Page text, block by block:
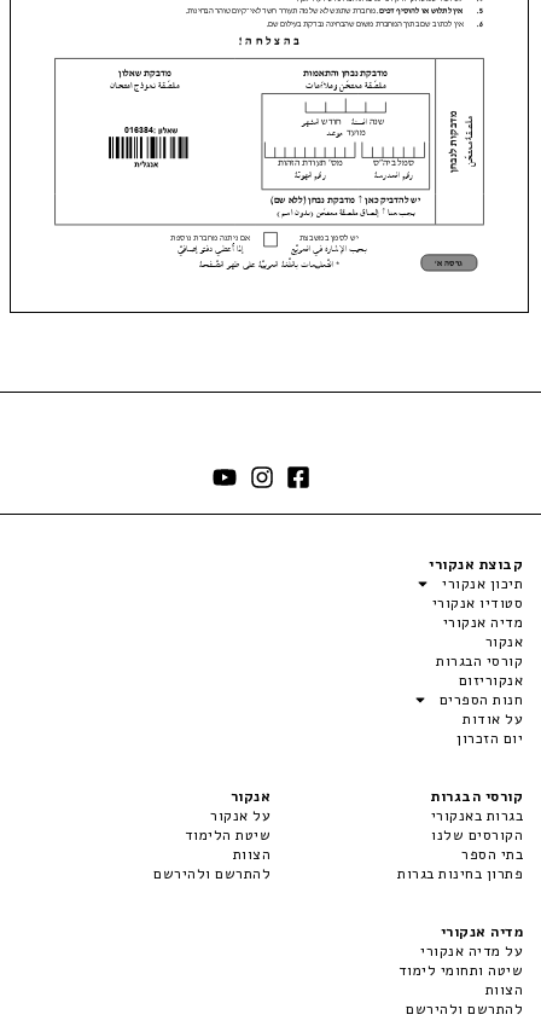
קבוצת אנקורי
תיכון אנקורי
סטודיו אנקורי
מדיה אנקורי
אנקור
קורסי הבגרות
אנקוריזום
חנות הספרים
על אודות
יום הזכרון
קורסי הבגרות
בגרות באנקורי
הקורסים שלנו
בתי הספר
פתרון בחינות בגרות
אנקור
על אנקור
שיטת הלימוד
הצוות
להתרשם ולהירשם
מדיה אנקורי
על מדיה אנקורי
שיטה ותחומי לימוד
הצוות
להתרשם ולהירשם